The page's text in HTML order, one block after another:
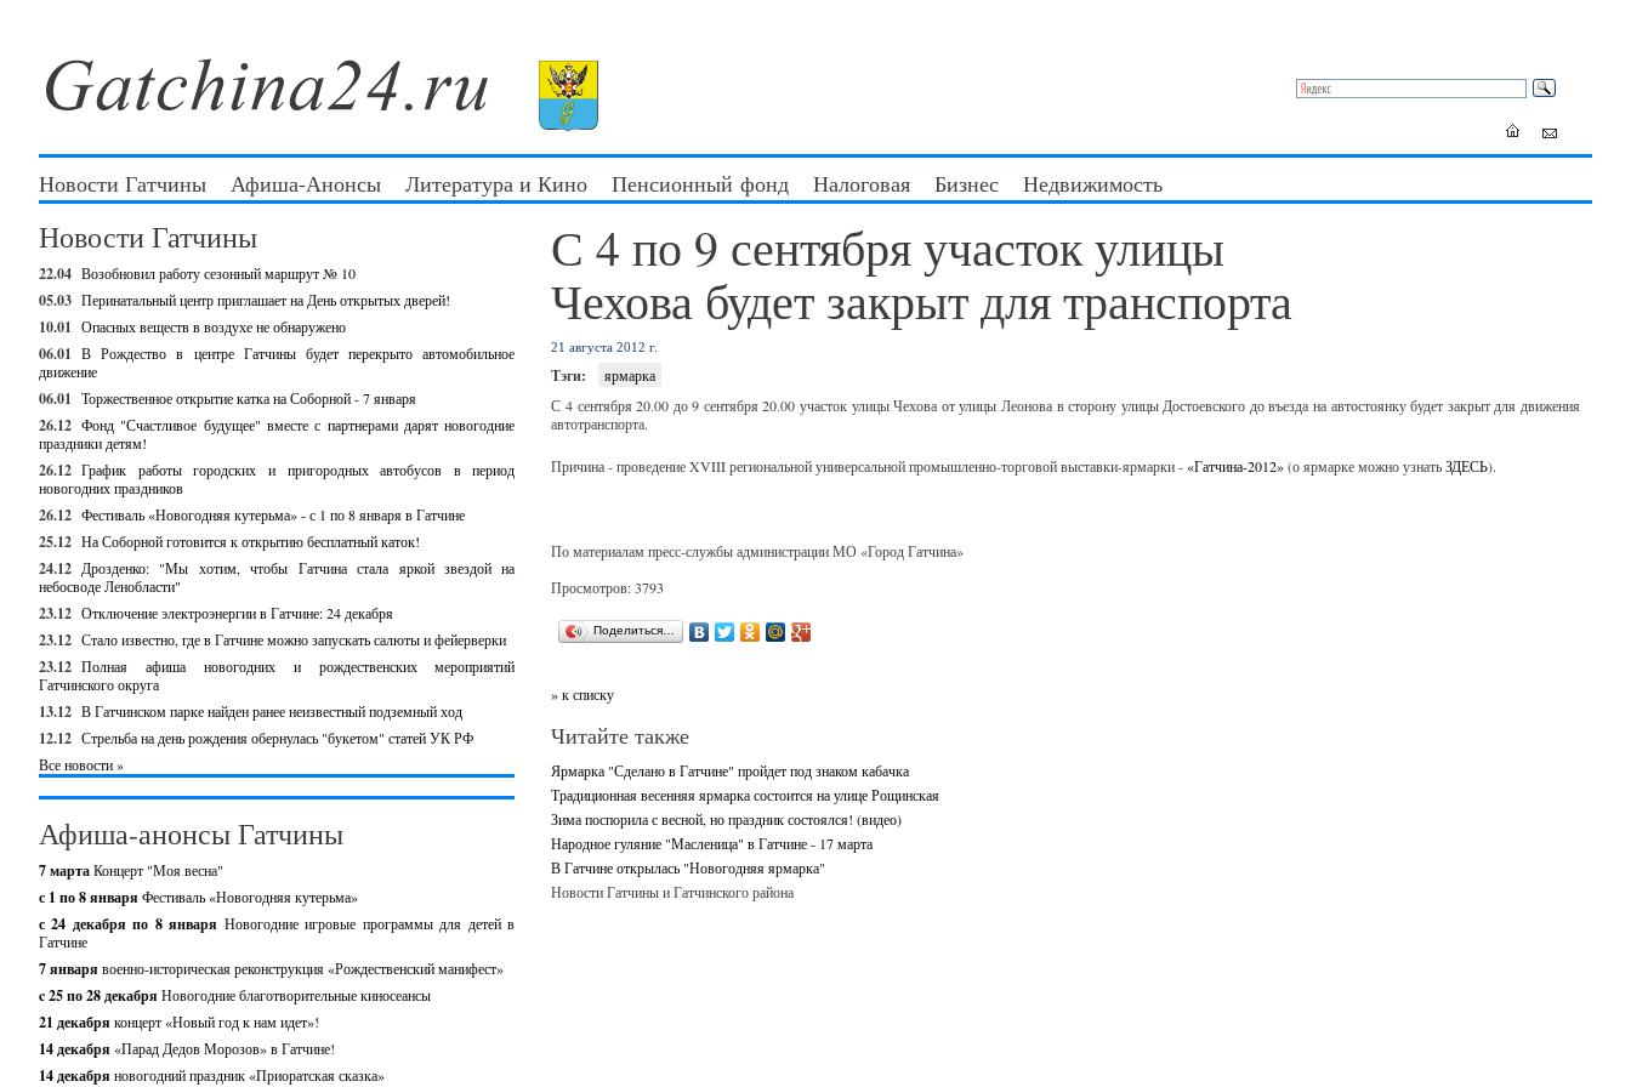
Новости Гатчины Афиша-Анонсы Литература и Кино Пенсионный фонд Налоговая Бизнес Недвижимость
Новости Гатчины
22.04 Возобновил работу сезонный маршрут № 10
05.03 Перинатальный центр приглашает на День открытых дверей!
10.01 Опасных веществ в воздухе не обнаружено
06.01 В Рождество в центре Гатчины будет перекрыто автомобильное
движение
06.01 Торжественное открытие катка на Соборной - 7 января
26.12 Фонд "Счастливое будущее" вместе с партнерами дарят новогодние
праздники детям!
26.12 График работы городских и пригородных автобусов в период
новогодних праздников
26.12 Фестиваль «Новогодняя кутерьма» - с 1 по 8 января в Гатчине
25.12 На Соборной готовится к открытию бесплатный каток!
24.12 Дрозденко: "Мы хотим, чтобы Гатчина стала яркой звездой на
небосводе Ленобласти"
23.12 Отключение электроэнергии в Гатчине: 24 декабря
23.12 Стало известно, где в Гатчине можно запускать салюты и фейерверки
23.12 Полная афиша новогодних и рождественских мероприятий
Гатчинского округа
13.12 В Гатчинском парке найден ранее неизвестный подземный ход
12.12 Стрельба на день рождения обернулась "букетом" статей УК РФ
Все новости »
Афиша-анонсы Гатчины
7 мартаКонцерт "Моя весна"
с 1 по 8 января Фестиваль «Новогодняя кутерьма»
с 24 декабря по 8 января Новогодние игровые программы для детей в
Гатчине
7 января военно-историческая реконструкция «Рождественский манифест»
c 25 по 28 декабря Новогодние благотворительные киносеансы
21 декабря концерт «Новый год к нам идет»!
14 декабря «Парад Дедов Морозов» в Гатчине!
14 декабря новогодний праздник «Приоратская сказка»
С 4 по 9 сентября участок улицы
Чехова будет закрыт для транспорта
21 августа 2012 г.
Тэги:
ярмарка
С 4 сентября 20.00 до 9 сентября 20.00 участок улицы Чехова от улицы Леонова в сторону улицы Достоевского до въезда на автостоянку будет закрыт для движения
автотранспорта.
Причина - проведение XVIII региональной универсальной промышленно-торговой выставки-ярмарки -«Гатчина-2012»(о ярмарке можно узнатьЗДЕСЬ).
По материалам пресс-службы администрации МО «Город Гатчина»
Просмотров: 3793
Поделиться…
» к списку
Читайте также
Ярмарка "Сделано в Гатчине" пройдет под знаком кабачка
Традиционная весенняя ярмарка состоится на улице Рощинская
Зима поспорила с весной, но праздник состоялся! (видео)
Народное гуляние "Масленица" в Гатчине - 17 марта
В Гатчине открылась "Новогодняя ярмарка"
Новости Гатчины и Гатчинского района